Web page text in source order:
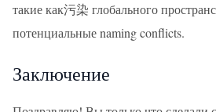
такие как污染 глобального
потенциальные naming conflicts.
Заключение